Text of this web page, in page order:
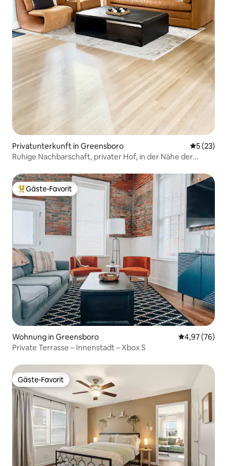
Privatunterkunft in Greensboro
5 (23)
Ruhige Nachbarschaft, privater Hof, in der Nähe der
Beliebter Gäste-Favorit.
Gäste-Favorit
Wohnung in Greensboro
4,97 (76)
Private Terrasse – Innenstadt – Xbox S
Gäste-Favorit
Gäste-Favorit